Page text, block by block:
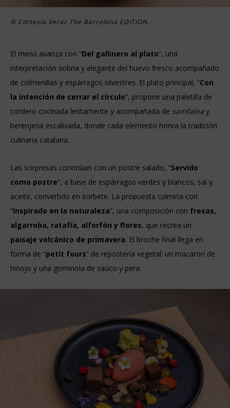
© Cortesía Veraz The Barcelona EDITION.
El menú avanza con “Del gallinero al plato”, una
interpretación sobria y elegante del huevo fresco acompañado
de colmenillas y espárragos silvestres. El plato principal, “Con
la intención de cerrar el círculo”, propone una paletilla de
cordero cocinada lentamente y acompañada de samfaina y
berenjena escalivada, donde cada elemento honra la tradición
culinaria catalana.
Las sorpresas continúan con un postre salado, “Servido
como postre”, a base de espárragos verdes y blancos, sal y
aceite, convertido en sorbete. La propuesta culmina con
“Inspirado en la naturaleza”, una composición con fresas,
algarroba, ratafía, alforfón y flores, que recrea un
paisaje volcánico de primavera. El broche final llega en
forma de “petit fours” de repostería vegetal: un macaron de
hinojo y una gominola de saúco y pera.